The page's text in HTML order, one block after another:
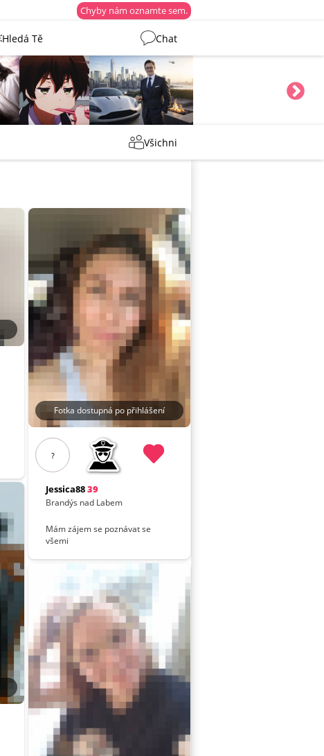
Chyby nám oznamte sem.
Hledá Tě Chat
Tentakovy
Všichni
Fotka dostupná po přihlášení
?
Jessica8839
Brandýs nad Labem
Mám zájem se poznávat se
všemi